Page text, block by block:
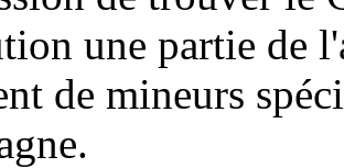
une partie de
de mineurs